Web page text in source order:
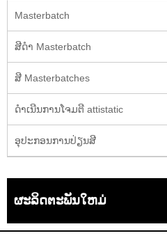
Masterbatch
ສີດໍາ Masterbatch
ສີ Masterbatches
ດໍາເນີນການໂຈມຕີ attistatic
ອຸປະກອນການປ່ຽນສີ
ຜະລິດຕະພັນໃຫມ່